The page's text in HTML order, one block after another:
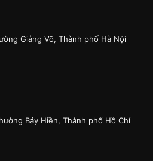
Giảng Võ, Thành phố Hà Nội
Bảy Hiền, Thành phố Hồ Chí